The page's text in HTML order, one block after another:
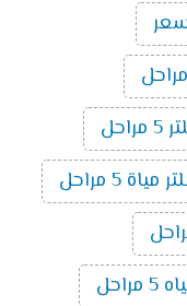
مياة 5 مراحل